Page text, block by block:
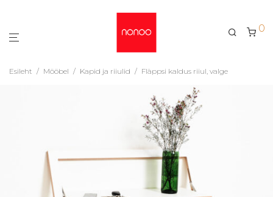
0
Esileht / Mööbel / Kapid ja riiulid / Fläppsi kaldus riiul, valge